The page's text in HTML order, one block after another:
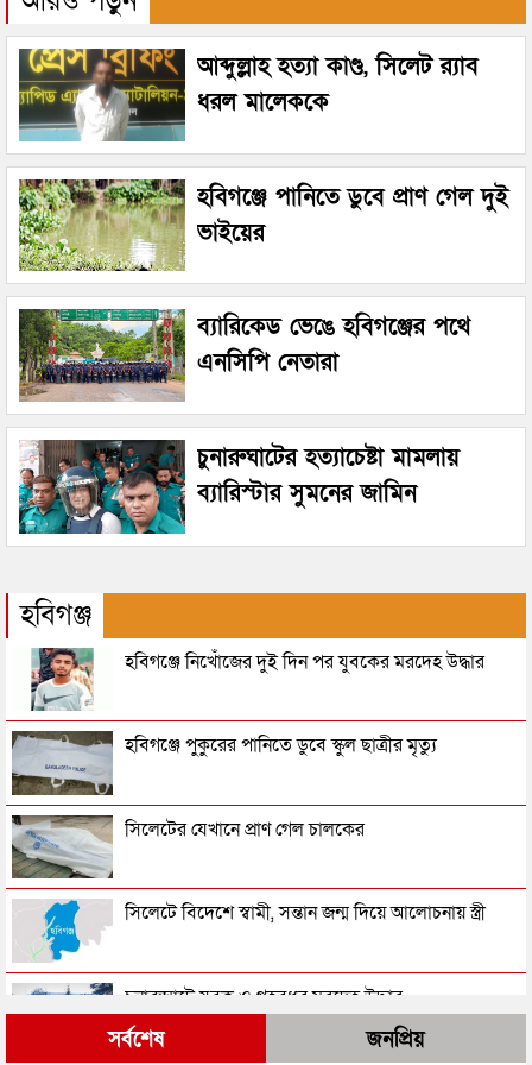
আব্দুল্লাহ হত্যা কাণ্ড, সিলেট র‌্যাব
ধরল মালেককে
হবিগঞ্জে পানিতে ডুবে প্রাণ গেল দুই
ভাইয়ের
ব্যারিকেড ভেঙে হবিগঞ্জের পথে
এনসিপি নেতারা
চুনারুঘাটের হত্যাচেষ্টা মামলায়
ব্যারিস্টার সুমনের জামিন
হবিগঞ্জ
হবিগঞ্জে নিখোঁজের দুই দিন পর যুবকের মরদেহ উদ্ধার
হবিগঞ্জে পুকুরের পানিতে ডুবে স্কুল ছাত্রীর মৃত্যু
সিলেটের যেখানে প্রাণ গেল চালকের
সিলেটে বিদেশে স্বামী, সন্তান জন্ম দিয়ে আলোচনায় স্ত্রী
চুনারুঘাটে যুবক ও গৃহবধূর মরদেহ উদ্ধার
সর্বশেষ জনপ্রিয়